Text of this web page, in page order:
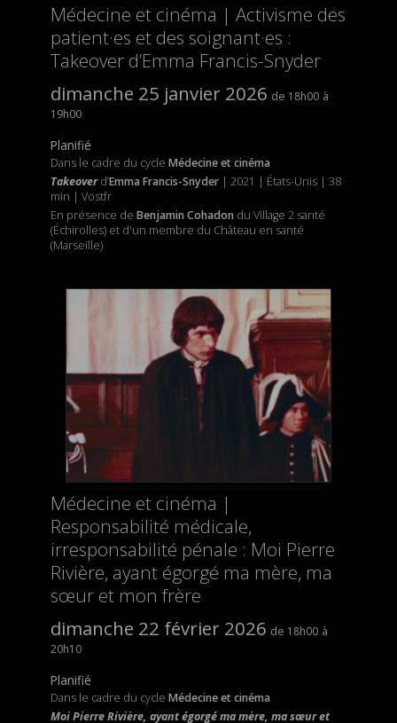
Médecine et cinéma | Activisme des
patient·es et des soignant·es :
Takeover d’Emma Francis-Snyder
dimanche 25 janvier 2026
18h00
19h00
Planifié
Dans le cadre du cycle Médecine et cinéma
Takeoverd’Emma Francis-Snyder| 2021 | États-Unis | 38
min | Vostfr
En présence de Benjamin Cohadon du Village 2 santé
(Échirolles) et d'un membre du Château en santé
(Marseille)
Médecine et cinéma |
Responsabilité médicale,
irresponsabilité pénale : Moi Pierre
Rivière, ayant égorgé ma mère, ma
sœur et mon frère
dimanche 22 février 2026
18h00
20h10
Planifié
Dans le cadre du cycle Médecine et cinéma
Moi Pierre Rivière, ayant égorgé ma mère, ma sœur et